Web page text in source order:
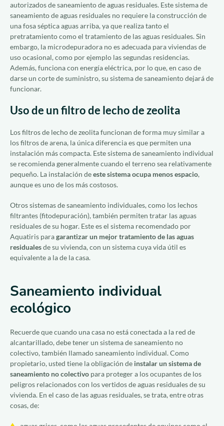
autorizados de saneamiento de aguas residuales. Este sistema de
saneamiento de aguas residuales no requiere la construcción de
una fosa séptica aguas arriba, ya que realiza tanto el
pretratamiento como el tratamiento de las aguas residuales. Sin
embargo, la microdepuradora no es adecuada para viviendas de
uso ocasional, como por ejemplo las segundas residencias.
Además, funciona con energía eléctrica, por lo que, en caso de
darse un corte de suministro, su sistema de saneamiento dejará de
funcionar.
Uso de un filtro de lecho de zeolita
Los filtros de lecho de zeolita funcionan de forma muy similar a
los filtros de arena, la única diferencia es que permiten una
instalación más compacta. Este sistema de saneamiento individual
se recomienda generalmente cuando el terreno sea relativamente
pequeño. La instalación deeste sistema ocupa menos espacio,
aunque es uno de los más costosos.
Otros sistemas de saneamiento individuales, como los lechos
filtrantes (fitodepuración), también permiten tratar las aguas
residuales de su hogar. Este es el sistema recomendado por
Aquatiris paragarantizar un mejor tratamiento de las aguas
residualesde su vivienda, con un sistema cuya vida útil es
equivalente a la de la casa.
Saneamiento individual
ecológico
Recuerde que cuando una casa no está conectada a la red de
alcantarillado, debe tener un sistema de saneamiento no
colectivo, también llamado saneamiento individual. Como
propietario, usted tiene la obligación de instalar un sistema de
saneamiento no colectivo para proteger a los ocupantes de los
peligros relacionados con los vertidos de aguas residuales de su
vivienda. En el caso de las aguas residuales, se trata, entre otras
cosas, de: